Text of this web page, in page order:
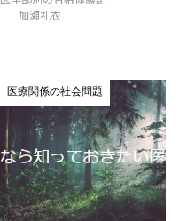
加瀬礼衣
医療関係の社会問題